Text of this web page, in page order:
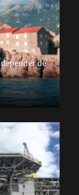
de